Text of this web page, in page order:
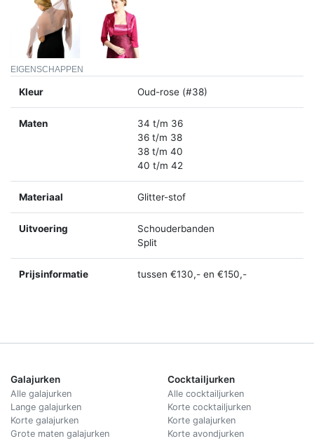
EIGENSCHAPPEN
Kleur Oud-rose (#38)
Maten
34 t/m 36
36 t/m 38
38 t/m 40
40 t/m 42
Materiaal Glitter-stof
Uitvoering
Schouderbanden
Split
Prijsinformatie tussen €130,- en €150,-
Galajurken
Alle galajurken
Lange galajurken
Korte galajurken
Grote maten galajurken
Cocktailjurken
Alle cocktailjurken
Korte cocktailjurken
Korte galajurken
Korte avondjurken